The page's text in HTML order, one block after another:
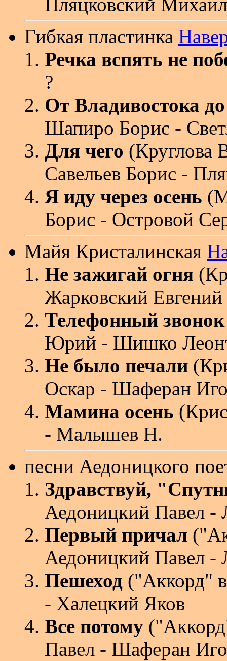
Пляцковский Михаил
Гибкая пластинка
Речка вспять не
?
От Владивостока
Шапиро Борис -
Для чего (Круглова
Савельев Борис -
Я иду через осень
Борис - Островой
Майя Кристалинская
Не зажигай огня
Жарковский
Телефонный звонок
Юрий - Шишко
Не было печали
Оскар - Шаферан
Мамина осень
- Малышев Н.
песни Аедоницкого
Здравствуй,
Аедоницкий Павел -
Первый причал
Аедоницкий Павел -
Пешеход ("Аккорд"
- Халецкий Яков
Все потому
Павел - Шаферан